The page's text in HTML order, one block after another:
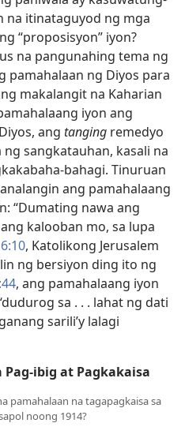
na itinataguyod ng mga
“proposisyon” iyon?
na pangunahing tema ng
pamahalaan ng Diyos para
makalangit na Kaharian
iyon ang
ang tanging remedyo
sangkatauhan, kasali na
bahagi. Tinuruan
ang pamahalaang
“Dumating nawa ang
kalooban mo, sa lupa
, Katolikong Jerusalem
ng bersiyon ding ito ng
, ang pamahalaang iyon
sa . . . lahat ng dati
sarili’y lalagi
Pag-ibig at Pagkakaisa
pamahalaan na tagapagkaisa sa
noong 1914?